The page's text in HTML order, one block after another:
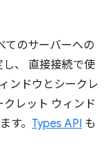
のサーバーへの
し、 直接接続で使
ンドウとシークレ
レット ウィンド
す。 Types API も